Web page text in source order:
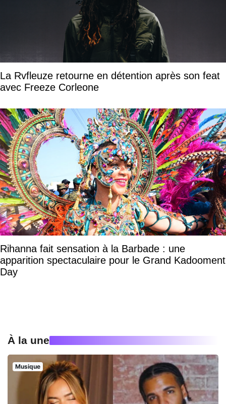
La Rvfleuze retourne en détention après son feat
avec Freeze Corleone
Rihanna fait sensation à la Barbade : une
apparition spectaculaire pour le Grand Kadooment
Day
À la une
Musique